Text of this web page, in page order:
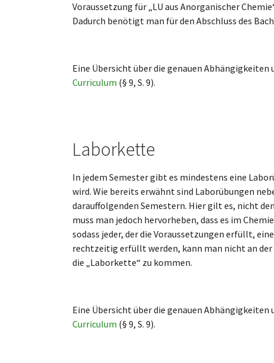
Voraussetzung für „LU aus Anorganischer
Dadurch benötigt man für den Abschluss des
Eine Übersicht über die genauen Abhängigkeiten
Curriculum (§ 9, S. 9).
Laborkette
In jedem Semester gibt es mindestens eine
wird. Wie bereits erwähnt sind Laborübungen
darauffolgenden Semestern. Hier gilt es, nicht
muss man jedoch hervorheben, dass es im
sodass jeder, der die Voraussetzungen erfüllt,
rechtzeitig erfüllt werden, kann man nicht an
die „Laborkette“ zu kommen.
Eine Übersicht über die genauen Abhängigkeiten
Curriculum (§ 9, S. 9).